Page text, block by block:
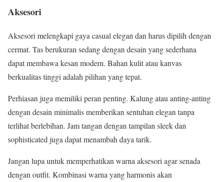
Aksesori
Aksesori melengkapi gaya casual elegan dan harus dipilih dengan
cermat. Tas berukuran sedang dengan desain yang sederhana
dapat membawa kesan modern. Bahan kulit atau kanvas
berkualitas tinggi adalah pilihan yang tepat.
Perhiasan juga memiliki peran penting. Kalung atau anting-anting
dengan desain minimalis memberikan sentuhan elegan tanpa
terlihat berlebihan. Jam tangan dengan tampilan sleek dan
sophisticated juga dapat menambah daya tarik.
Jangan lupa untuk memperhatikan warna aksesori agar senada
dengan outfit. Kombinasi warna yang harmonis akan